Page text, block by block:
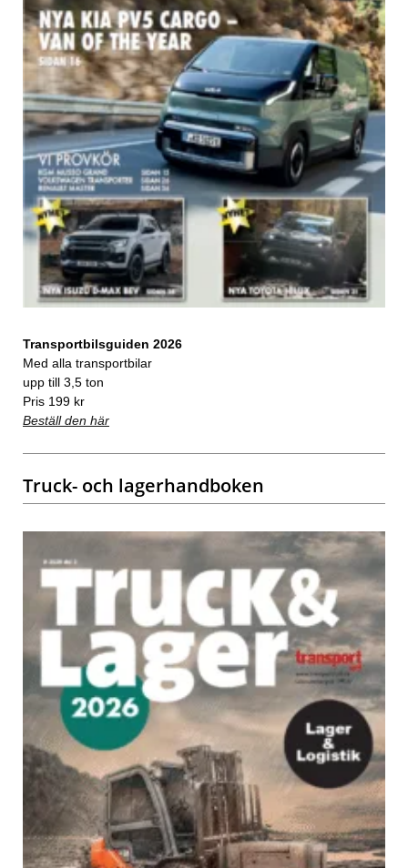
Transportbilsguiden 2026
Med alla transportbilar
upp till 3,5 ton
Pris 199 kr
Beställ den här
Truck- och lagerhandboken